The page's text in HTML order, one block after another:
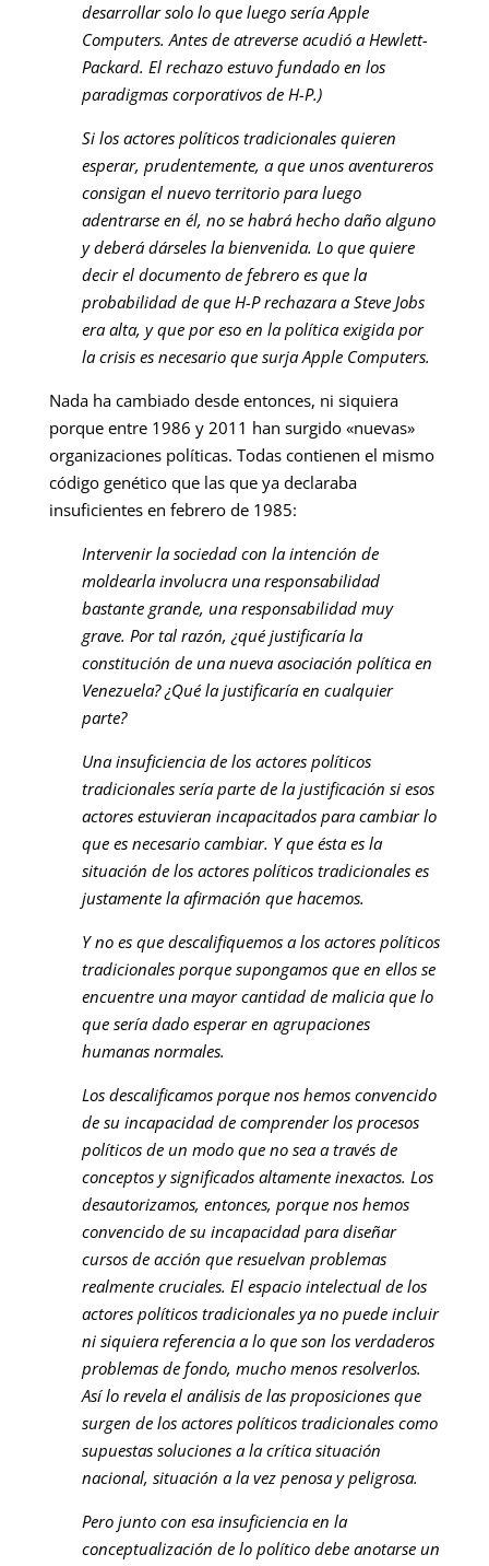
desarrollar solo lo que luego sería Apple
Computers. Antes de atreverse acudió a Hewlett-
Packard. El rechazo estuvo fundado en los
paradigmas corporativos de H-P.)
Si los actores políticos tradicionales quieren
esperar, prudentemente, a que unos aventureros
consigan el nuevo territorio para luego
adentrarse en él, no se habrá hecho daño alguno
y deberá dárseles la bienvenida. Lo que quiere
decir el documento de febrero es que la
probabilidad de que H-P rechazara a Steve Jobs
era alta, y que por eso en la política exigida por
la crisis es necesario que surja Apple Computers.
Nada ha cambiado desde entonces, ni siquiera
porque entre 1986 y 2011 han surgido «nuevas»
organizaciones políticas. Todas contienen el mismo
código genético que las que ya declaraba
insuficientes en febrero de 1985:
Intervenir la sociedad con la intención de
moldearla involucra una responsabilidad
bastante grande, una responsabilidad muy
grave. Por tal razón, ¿qué justificaría la
constitución de una nueva asociación política en
Venezuela? ¿Qué la justificaría en cualquier
parte?
Una insuficiencia de los actores políticos
tradicionales sería parte de la justificación si esos
actores estuvieran incapacitados para cambiar lo
que es necesario cambiar. Y que ésta es la
situación de los actores políticos tradicionales es
justamente la afirmación que hacemos.
Y no es que descalifiquemos a los actores políticos
tradicionales porque supongamos que en ellos se
encuentre una mayor cantidad de malicia que lo
que sería dado esperar en agrupaciones
humanas normales.
Los descalificamos porque nos hemos convencido
de su incapacidad de comprender los procesos
políticos de un modo que no sea a través de
conceptos y significados altamente inexactos. Los
desautorizamos, entonces, porque nos hemos
convencido de su incapacidad para diseñar
cursos de acción que resuelvan problemas
realmente cruciales. El espacio intelectual de los
actores políticos tradicionales ya no puede incluir
ni siquiera referencia a lo que son los verdaderos
problemas de fondo, mucho menos resolverlos.
Así lo revela el análisis de las proposiciones que
surgen de los actores políticos tradicionales como
supuestas soluciones a la crítica situación
nacional, situación a la vez penosa y peligrosa.
Pero junto con esa insuficiencia en la
conceptualización de lo político debe anotarse un